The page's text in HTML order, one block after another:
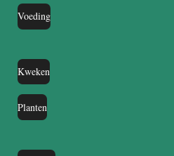
Voeding
Kweken
Planten